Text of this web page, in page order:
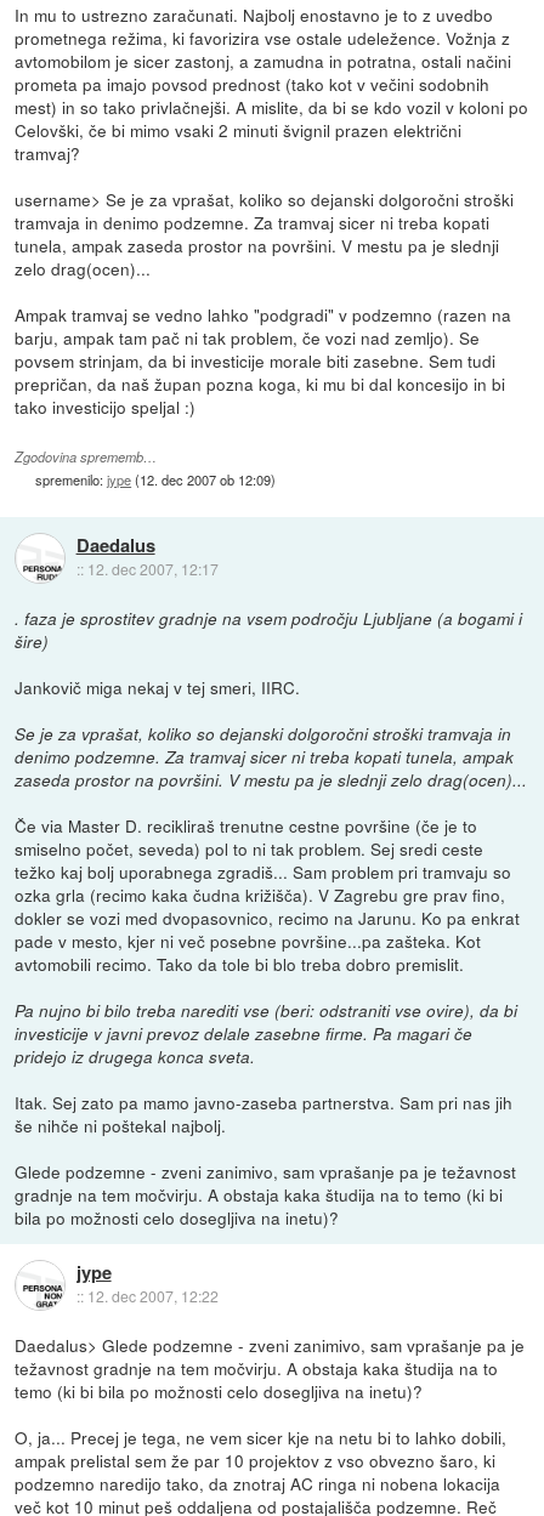
In mu to ustrezno zaračunati. Najbolj enostavno je to z uvedbo
prometnega režima, ki favorizira vse ostale udeležence. Vožnja z
avtomobilom je sicer zastonj, a zamudna in potratna, ostali načini
prometa pa imajo povsod prednost (tako kot v večini sodobnih
mest) in so tako privlačnejši. A mislite, da bi se kdo vozil v koloni po
Celovški, če bi mimo vsaki 2 minuti švignil prazen električni
tramvaj?
username> Se je za vprašat, koliko so dejanski dolgoročni stroški
tramvaja in denimo podzemne. Za tramvaj sicer ni treba kopati
tunela, ampak zaseda prostor na površini. V mestu pa je slednji
zelo drag(ocen)...
Ampak tramvaj se vedno lahko "podgradi" v podzemno (razen na
barju, ampak tam pač ni tak problem, če vozi nad zemljo). Se
povsem strinjam, da bi investicije morale biti zasebne. Sem tudi
prepričan, da naš župan pozna koga, ki mu bi dal koncesijo in bi
tako investicijo speljal :)
Zgodovina sprememb…
spremenilo:jype(12. dec 2007 ob 12:09)
Daedalus
:: 12. dec 2007, 12:17
. faza je sprostitev gradnje na vsem področju Ljubljane (a bogami i
šire)
Jankovič miga nekaj v tej smeri, IIRC.
Se je za vprašat, koliko so dejanski dolgoročni stroški tramvaja in
denimo podzemne. Za tramvaj sicer ni treba kopati tunela, ampak
zaseda prostor na površini. V mestu pa je slednji zelo drag(ocen)...
Če via Master D. recikliraš trenutne cestne površine (če je to
smiselno počet, seveda) pol to ni tak problem. Sej sredi ceste
težko kaj bolj uporabnega zgradiš... Sam problem pri tramvaju so
ozka grla (recimo kaka čudna križišča). V Zagrebu gre prav fino,
dokler se vozi med dvopasovnico, recimo na Jarunu. Ko pa enkrat
pade v mesto, kjer ni več posebne površine...pa zašteka. Kot
avtomobili recimo. Tako da tole bi blo treba dobro premislit.
Pa nujno bi bilo treba narediti vse (beri: odstraniti vse ovire), da bi
investicije v javni prevoz delale zasebne firme. Pa magari če
pridejo iz drugega konca sveta.
Itak. Sej zato pa mamo javno-zaseba partnerstva. Sam pri nas jih
še nihče ni poštekal najbolj.
Glede podzemne - zveni zanimivo, sam vprašanje pa je težavnost
gradnje na tem močvirju. A obstaja kaka študija na to temo (ki bi
bila po možnosti celo dosegljiva na inetu)?
jype
:: 12. dec 2007, 12:22
Daedalus> Glede podzemne - zveni zanimivo, sam vprašanje pa je
težavnost gradnje na tem močvirju. A obstaja kaka študija na to
temo (ki bi bila po možnosti celo dosegljiva na inetu)?
O, ja... Precej je tega, ne vem sicer kje na netu bi to lahko dobili,
ampak prelistal sem že par 10 projektov z vso obvezno šaro, ki
podzemno naredijo tako, da znotraj AC ringa ni nobena lokacija
več kot 10 minut peš oddaljena od postajališča podzemne. Reč